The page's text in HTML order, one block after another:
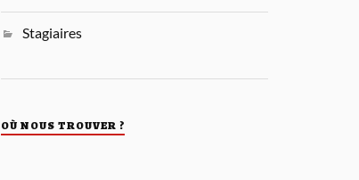
Stagiaires
OÙ NOUS TROUVER ?